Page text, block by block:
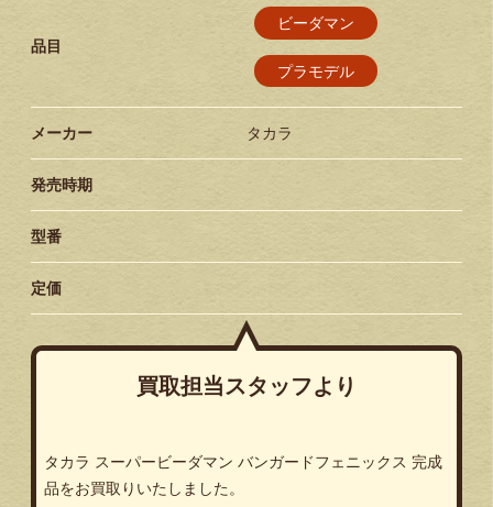
品目
ビーダマン
プラモデル
メーカー タカラ
発売時期
型番
定価
買取担当スタッフより
タカラ スーパービーダマン バンガードフェニックス 完成
品をお買取りいたしました。